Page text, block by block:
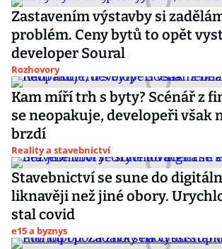
Zastavením výstavby si
problém. Ceny bytů to opět
developer Soural
Rozhovory
Kam míří trh s byty? Scénář z
se neopakuje, developeři však
brzdí
Reality a stavebnictví
Stavebnictví se sune do
liknavěji než jiné obory.
stal covid
e15 a byznys